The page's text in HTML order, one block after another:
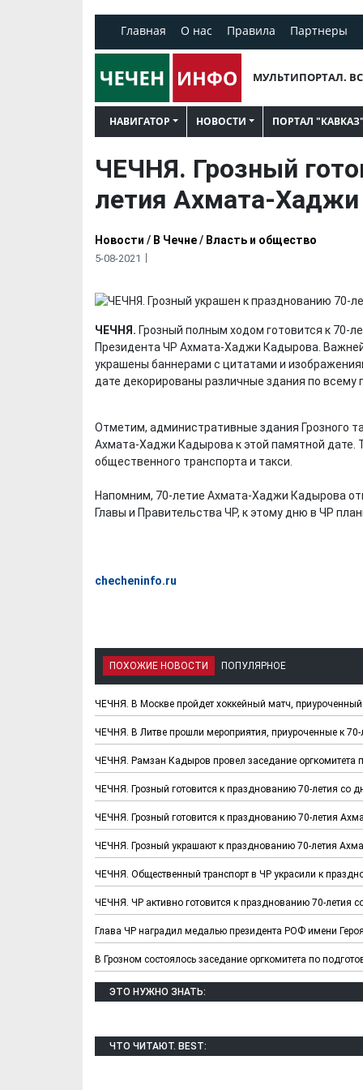
Главная О нас Правила Партнеры
МУЛЬТИПОРТАЛ.
НАВИГАТОР НОВОСТИ ПОРТАЛ "КАВКАЗ"
ЧЕЧНЯ. Грозный
летия Ахмата-
Новости / В Чечне/ Власть и общество
5-08-2021
ЧЕЧНЯ. Грозный полным ходом готовится к 70-
Президента ЧР Ахмата-Хаджи Кадырова.
украшены баннерами с цитатами и
дате декорированы различные здания по всему
Отметим, административные здания Грозного
Ахмата-Хаджи Кадырова к этой памятной
общественного транспорта и такси.
Напомним, 70-летие Ахмата-Хаджи Кадырова
Главы и Правительства ЧР, к этому дню в ЧР
checheninfo.ru
ПОХОЖИЕ НОВОСТИ ПОПУЛЯРНОЕ
ЧЕЧНЯ. В Москве пройдет хоккейный матч,
ЧЕЧНЯ. В Литве прошли мероприятия, приуроченные к
ЧЕЧНЯ. Рамзан Кадыров провел заседание
ЧЕЧНЯ. Грозный готовится к празднованию 70-летия
ЧЕЧНЯ. Грозный готовится к празднованию 70-летия
ЧЕЧНЯ. Грозный украшают к празднованию 70-летия
ЧЕЧНЯ. Общественный транспорт в ЧР украсили к
ЧЕЧНЯ. ЧР активно готовится к празднованию 70-
Глава ЧР наградил медалью президента РОФ имени
В Грозном состоялось заседание оргкомитета по
ЭТО НУЖНО ЗНАТЬ:
ЧТО ЧИТАЮТ. BEST: